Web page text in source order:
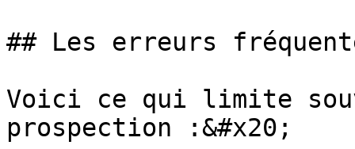
## Les erreurs
Voici ce qui limite
prospection :&#x20;